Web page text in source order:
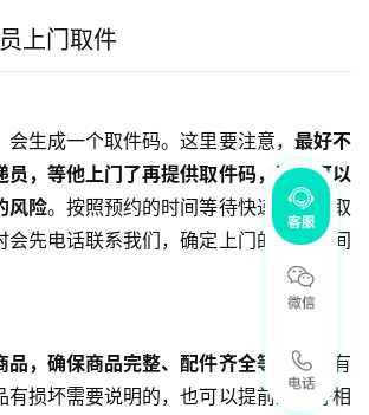
上门取件
生成一个取件码。这里要注意， 最好不
员，等他上门了再提供取件码，这样可以
风险。按照预约的时间等待快递员上门取
会先电话联系我们，确定上门的具体时间
，确保商品完整、配件齐全等
。如果有
有损坏需要说明的，也可以提前准备好相